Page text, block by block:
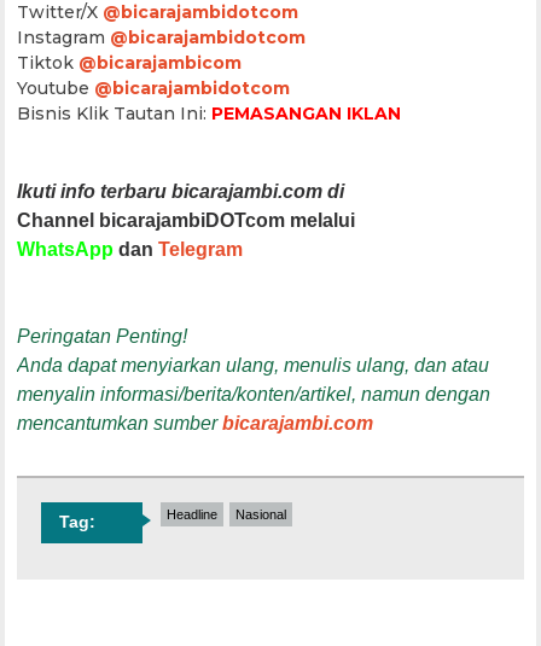
Twitter/X @bicarajambidotcom
Instagram @bicarajambidotcom
Tiktok @bicarajambicom
Youtube @bicarajambidotcom
Bisnis Klik Tautan Ini: PEMASANGAN IKLAN
Ikuti info terbaru bicarajambi.com di
Channel bicarajambiDOTcom melalui
WhatsApp danTelegram
Peringatan Penting!
Anda dapat menyiarkan ulang, menulis ulang, dan atau
menyalin informasi/berita/konten/artikel, namun dengan
mencantumkan sumberbicarajambi.com
Tag: Headline Nasional